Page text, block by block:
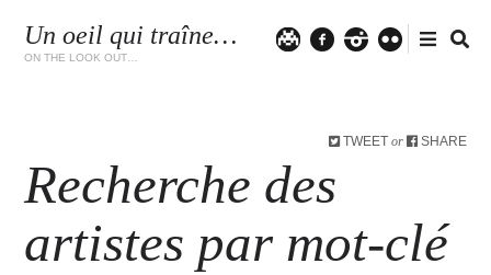
Un oeil qui traîne…
ON THE LOOK OUT…
TWEET or SHARE
Recherche des
artistes par mot-clé